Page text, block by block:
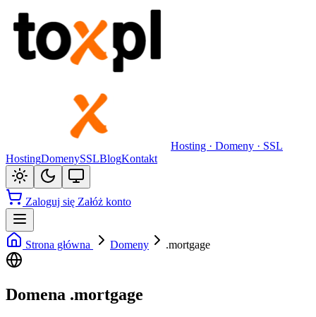
Hosting · Domeny · SSL
HostingDomenySSLBlogKontakt
Zaloguj się Załóż konto
Strona główna Domeny .mortgage
Domena .mortgage